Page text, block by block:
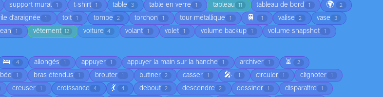
support mural 1 t-shirt 1 table 3 table en verre 1 tableau 11 tableau de bord 1 🌍 2
d'araignée 1 toit 1 tombe 2 torchon 1 tour métallique 1 🚆 1 valise 2 vase 3
1 vêtement 12 voiture 4 volant 1 volet 1 volume backup 1 volume snapshot 1
🛌 4 allongés 1 appuyer 1 appuyer la main sur la hanche 1 archiver 1 ⏳ 2
1 bras étendus 1 brouter 1 butiner 2 casser 1 🎤 1 circuler 1 clignoter 1
creuser 1 croissance 4 💃 4 debout 2 descendre 2 dessiner 1 disparaître 1